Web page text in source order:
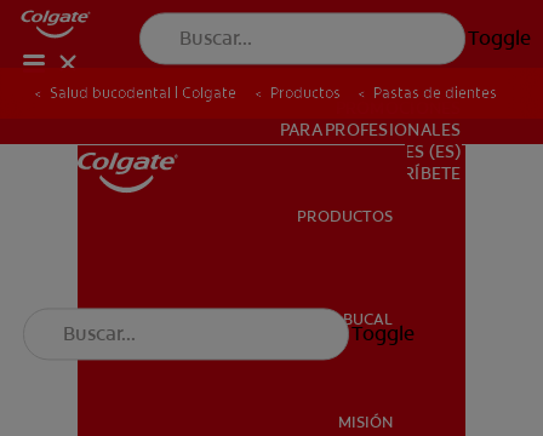
Toggle
SALUD BUCAL
PARA PROFESIONALES
ES (ES)
SUSCRÍBETE
PRODUCTOS
SALUD BUCAL
MISIÓN
Toggle
Salud bucodental | Colgate Productos Pastas de dientes